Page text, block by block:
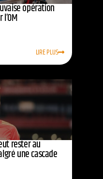
opération
LIRE PLUS
rester au
une cascade